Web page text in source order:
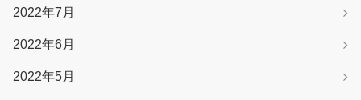
2022年7月
2022年6月
2022年5月